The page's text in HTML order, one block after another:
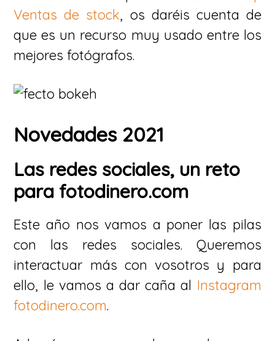
Ventas de stock, os daréis cuenta de
que es un recurso muy usado entre los
mejores fotógrafos.
Novedades 2021
Las redes sociales, un reto
para fotodinero.com
Este año nos vamos a poner las pilas
con las redes sociales. Queremos
interactuar más con vosotros y para
ello, le vamos a dar caña al Instagram
fotodinero.com.